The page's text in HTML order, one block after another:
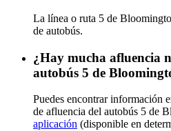
La línea o ruta 5 de
de autobús.
¿Hay mucha afluencia
autobús 5 de
Puedes encontrar información
de afluencia del autobús 5 de
aplicación (disponible en